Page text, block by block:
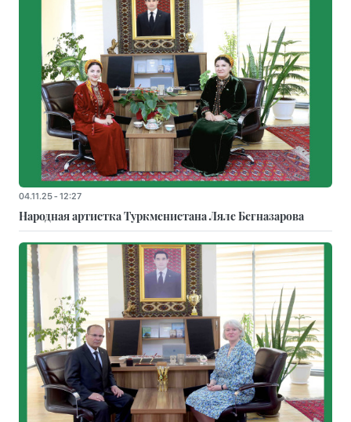
04.11.25 - 12:27
Народная артистка Туркменистана Ляле Бегназарова